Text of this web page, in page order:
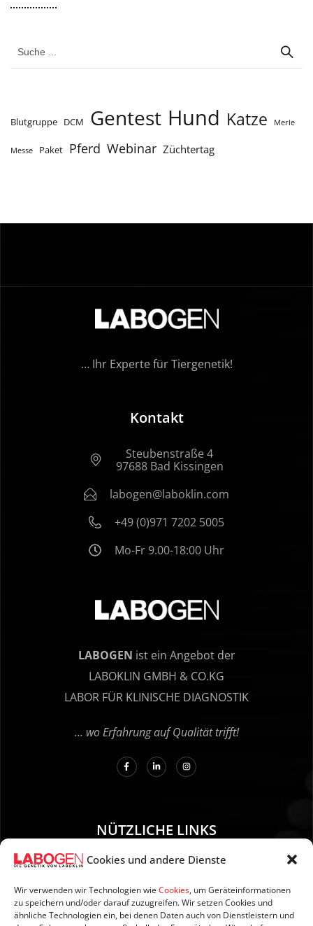
Cookies und andere Dienste
Wir verwenden wir Technologien wie Cookies, um Geräteinformationen
zu speichern und/oder darauf zuzugreifen. Wir setzen Cookies und
ähnliche Technologien ein, bei denen Daten auch von Dienstleistern und
Blutgruppe DCM Gentest Hund Katze Merle
Messe Paket Pferd Webinar Züchtertag
… Ihr Experte für Tiergenetik!
Kontakt
Steubenstraße 4
97688 Bad Kissingen
labogen@laboklin.com
+49 (0)971 7202 5005
Mo-Fr 9.00-18:00 Uhr
LABOGEN ist ein Angebot der
LABOKLIN GMBH & CO.KG
LABOR FÜR KLINISCHE DIAGNOSTIK
… wo Erfahrung auf Qualität trifft!
NÜTZLICHE LINKS
01. Anleitung zur Probenentnahme
02. Versand und Zahlung
03. Impressum